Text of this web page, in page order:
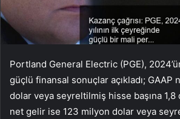
Portland General Electric (PGE),
güçlü finansal sonuçlar açıkladı; GAAP
dolar veya seyreltilmiş hisse başına 1,8
net gelir ise 123 milyon dolar veya